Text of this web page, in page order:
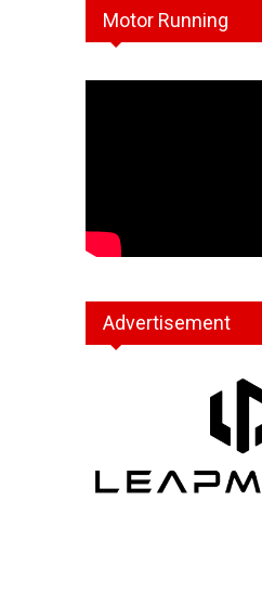
Motor Running
Advertisement